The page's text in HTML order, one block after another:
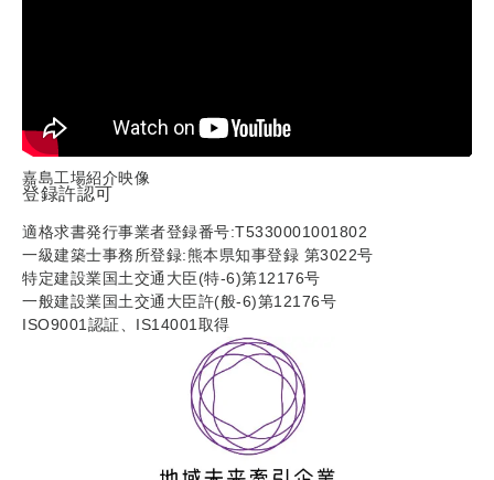
嘉島工場紹介映像
登録許認可
適格求書発行事業者登録番号:T5330001001802
一級建築士事務所登録:熊本県知事登録 第3022号
特定建設業国土交通大臣(特-6)第12176号
一般建設業国土交通大臣許(般-6)第12176号
ISO9001認証、IS14001取得